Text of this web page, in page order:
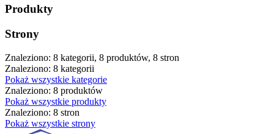
Produkty
Strony
Znaleziono: 8 kategorii, 8 produktów, 8 stron
Znaleziono: 8 kategorii
Pokaż wszystkie kategorie
Znaleziono: 8 produktów
Pokaż wszystkie produkty
Znaleziono: 8 stron
Pokaż wszystkie strony